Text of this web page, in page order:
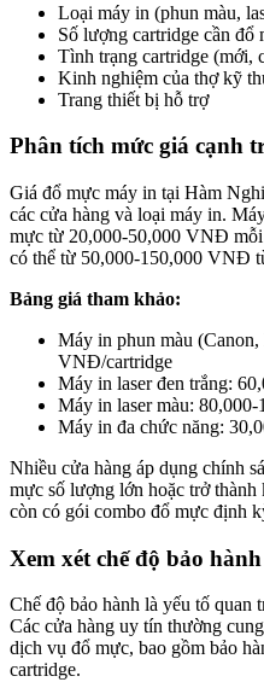
Loại máy in (phun màu,
Số lượng cartridge cần đổ
Tình trạng cartridge (mới,
Kinh nghiệm của thợ kỹ
Trang thiết bị hỗ trợ
Phân tích mức giá cạnh
Giá đổ mực máy in tại Hàm
các cửa hàng và loại máy in.
mực từ 20,000-50,000 VNĐ
có thể từ 50,000-150,000 VNĐ
Bảng giá tham khảo:
Máy in phun màu
VNĐ/cartridge
Máy in laser đen trắng:
Máy in laser màu:
Máy in đa chức năng:
Nhiều cửa hàng áp dụng chính
mực số lượng lớn hoặc trở
còn có gói combo đổ mực định
Xem xét chế độ bảo
Chế độ bảo hành là yếu tố
Các cửa hàng uy tín thường
dịch vụ đổ mực, bao gồm bảo
cartridge.